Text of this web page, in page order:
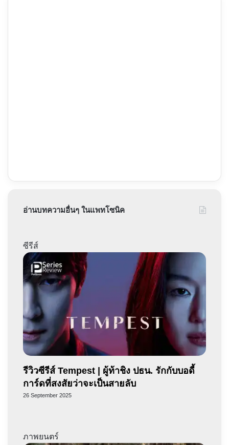
อ่านบทความอื่นๆ ในแพทโซนิค
ซีรีส์
รีวิวซีรีส์ Tempest | ผู้ท้าชิง ปธน. รักกับบอดี้
การ์ดที่สงสัยว่าจะเป็นสายลับ
26 September 2025
ภาพยนตร์